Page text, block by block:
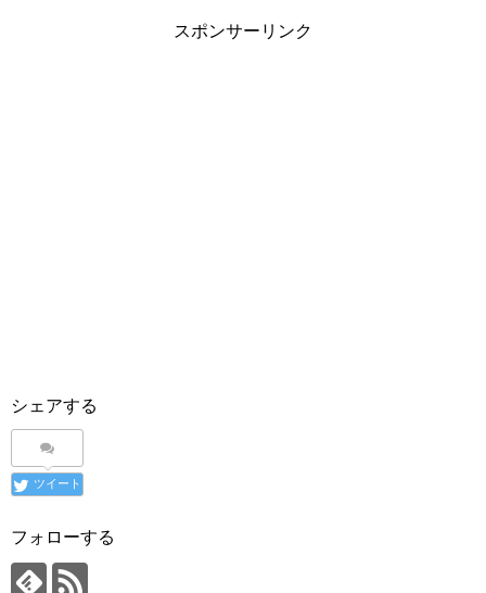
スポンサーリンク
シェアする
ツイート
フォローする